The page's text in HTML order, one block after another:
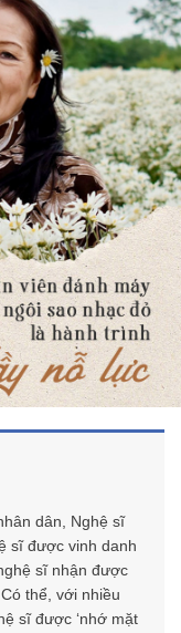
dân, Nghệ sĩ
sĩ được vinh danh
sĩ nhận được
thể, với nhiều
sĩ được ‘nhớ mặt